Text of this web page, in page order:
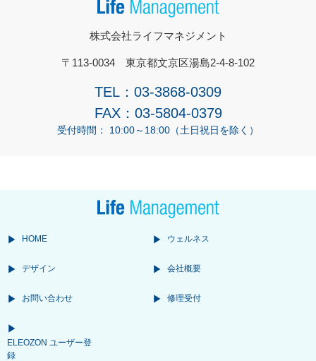
株式会社ライフマネジメント
〒113-0034 東京都文京区湯島2-4-8-102
TEL：03-3868-0309
FAX：03-5804-0379
受付時間： 10:00～18:00（土日祝日を除く）
HOME ウェルネス
デザイン 会社概要
お問い合わせ 修理受付
ELEOZON ユーザー登
録